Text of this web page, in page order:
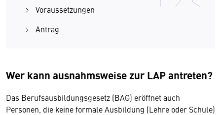
Voraussetzungen
Antrag
Wer kann ausnahmsweise zur LAP antreten?
Das Berufsausbildungsgesetz (BAG) eröffnet auch
Personen, die keine formale Ausbildung (Lehre oder Schule)